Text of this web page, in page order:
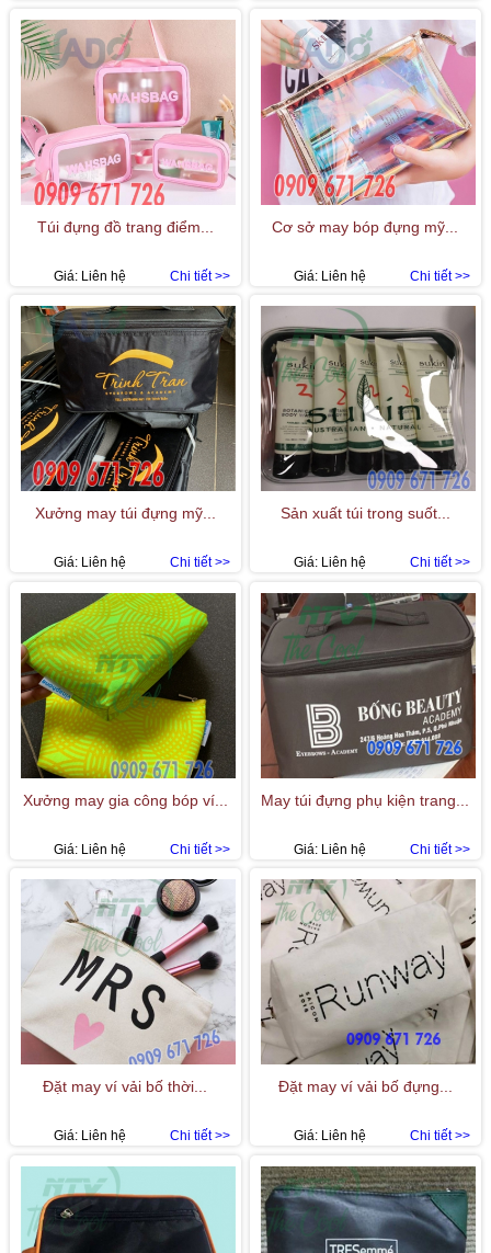
Túi đựng đồ trang điểm...
Chi tiết >>
Giá: Liên hệ
Cơ sở may bóp đựng mỹ...
Chi tiết >>
Giá: Liên hệ
Xưởng may túi đựng mỹ...
Chi tiết >>
Giá: Liên hệ
Sản xuất túi trong suốt...
Chi tiết >>
Giá: Liên hệ
Xưởng may gia công bóp ví...
Chi tiết >>
Giá: Liên hệ
May túi đựng phụ kiện trang...
Chi tiết >>
Giá: Liên hệ
Đặt may ví vải bố thời...
Chi tiết >>
Giá: Liên hệ
Đặt may ví vải bố đựng...
Chi tiết >>
Giá: Liên hệ